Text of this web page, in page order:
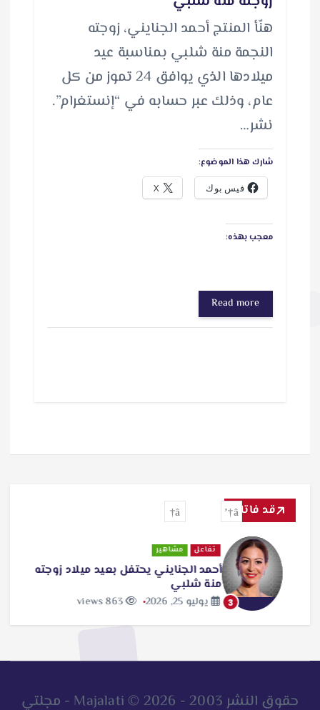
هنّأ المنتج أحمد الجنايني، زوجته
النجمة منة شلبي بمناسبة عيد
ميلادها الذي يوافق 24 تموز من كل
عام، وذلك عبر حسابه في “إنستغرام”.
نشر…
شارك هذا الموضوع:
فيس بوك X
معجب بهذه:
Read more
قد فاتك
تفاعل مشاهير
أحمد الجنايني يحتفل بعيد ميلاد زوجته
منة شلبي
يوليو 25, 2026 863 views
حقوق النشر 2003 - 2026 © Majalati - مجلتي